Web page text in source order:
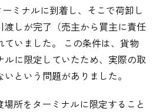
ミナルに到着し、そこで荷卸し
渡しが完了（売主から買主に責任
ていました。 この条件は、貨物
ルに限定していたため、実際の取
という問題がありました。
場所をターミナルに限定すること